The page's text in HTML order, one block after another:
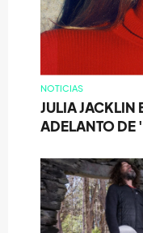
NOTICIAS
JULIA JACKLIN
ADELANTO DE